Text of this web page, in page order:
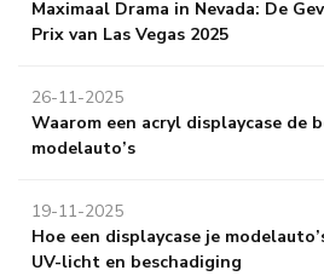
Maximaal Drama in Nevada: De
Prix van Las Vegas 2025
26-11-2025
Waarom een acryl displaycase de
modelauto’s
19-11-2025
Hoe een displaycase je
UV-licht en beschadiging